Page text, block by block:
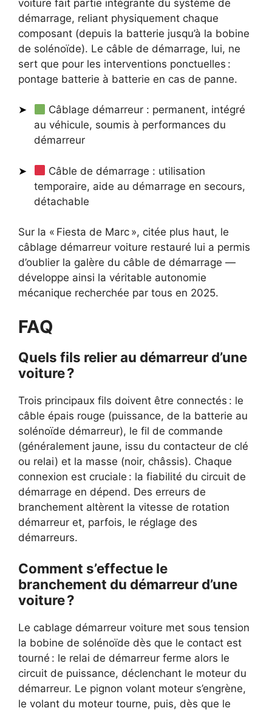
voiture fait partie intégrante du système de
démarrage, reliant physiquement chaque
composant (depuis la batterie jusqu’à la bobine
de solénoïde). Le câble de démarrage, lui, ne
sert que pour les interventions ponctuelles :
pontage batterie à batterie en cas de panne.
Câblage démarreur : permanent, intégré
au véhicule, soumis à performances du
démarreur
Câble de démarrage : utilisation
temporaire, aide au démarrage en secours,
détachable
Sur la « Fiesta de Marc », citée plus haut, le
câblage démarreur voiture restauré lui a permis
d’oublier la galère du câble de démarrage —
développe ainsi la véritable autonomie
mécanique recherchée par tous en 2025.
FAQ
Quels fils relier au démarreur d’une
voiture ?
Trois principaux fils doivent être connectés : le
câble épais rouge (puissance, de la batterie au
solénoïde démarreur), le fil de commande
(généralement jaune, issu du contacteur de clé
ou relai) et la masse (noir, châssis). Chaque
connexion est cruciale : la fiabilité du circuit de
démarrage en dépend. Des erreurs de
branchement altèrent la vitesse de rotation
démarreur et, parfois, le réglage des
démarreurs.
Comment s’effectue le
branchement du démarreur d’une
voiture ?
Le cablage démarreur voiture met sous tension
la bobine de solénoïde dès que le contact est
tourné : le relai de démarreur ferme alors le
circuit de puissance, déclenchant le moteur du
démarreur. Le pignon volant moteur s’engrène,
le volant du moteur tourne, puis, dès que le